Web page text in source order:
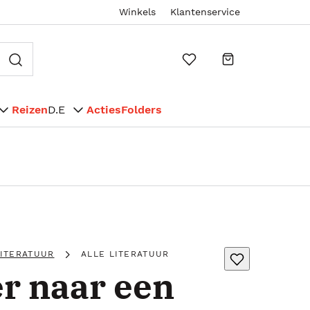
Winkels Klantenservice
ReizenD.E ActiesFolders
ALLE LITERATUUR
naar een